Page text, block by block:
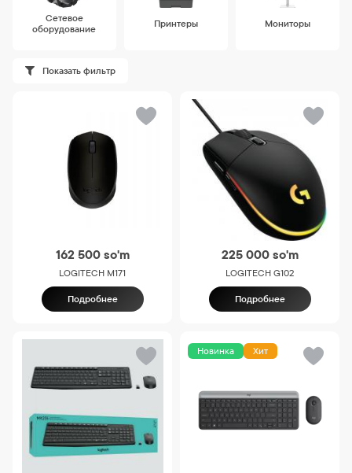
Сетевое
оборудование
Принтеры Мониторы
Показать фильтр
162 500 so'm
LOGITECH M171
Подробнее
225 000 so'm
LOGITECH G102
Подробнее
Новинка Хит